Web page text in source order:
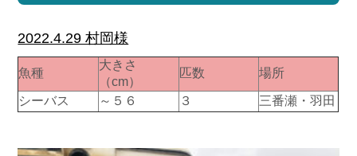
2022.4.29 村岡様
魚種
大きさ
（cm）
匹数 場所
シーバス ～５６ ３ 三番瀬・羽田